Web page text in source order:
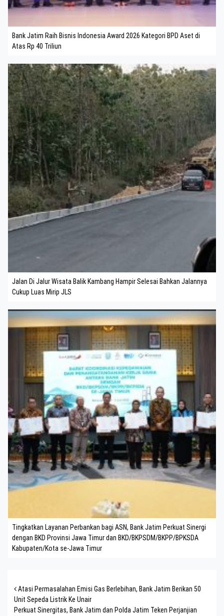
Bank Jatim Raih Bisnis Indonesia Award 2026 Kategori BPD Aset di
Atas Rp 40 Triliun
Jalan Di Jalur Wisata Balik Kambang Hampir Selesai Bahkan Jalannya
Cukup Luas Mirip JLS
Tingkatkan Layanan Perbankan bagi ASN, Bank Jatim Perkuat Sinergi
dengan BKD Provinsi Jawa Timur dan BKD/BKPSDM/BKPP/BPKSDA
Kabupaten/Kota se-Jawa Timur
Post navigation
Atasi Permasalahan Emisi Gas Berlebihan, Bank Jatim Berikan 50
Unit Sepeda Listrik Ke Unair
Perkuat Sinergitas, Bank Jatim dan Polda Jatim Teken Perjanjian